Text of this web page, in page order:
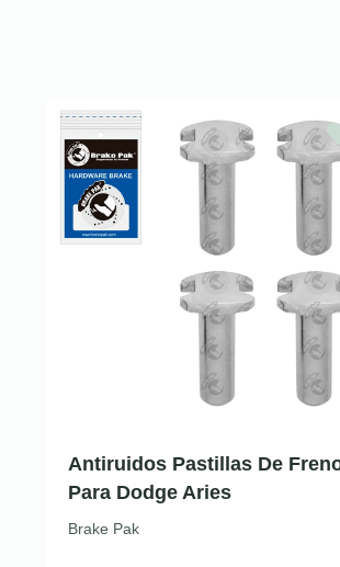
Antiruidos Pastillas De
Para Dodge Aries
Brake Pak